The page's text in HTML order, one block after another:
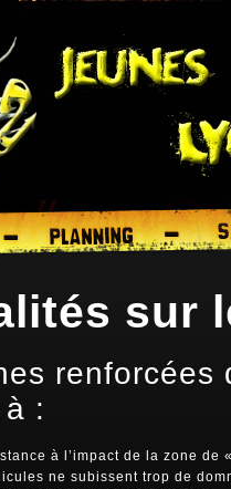
sur
renforcées
:
à l’impact de la zone de
ne subissent trop de